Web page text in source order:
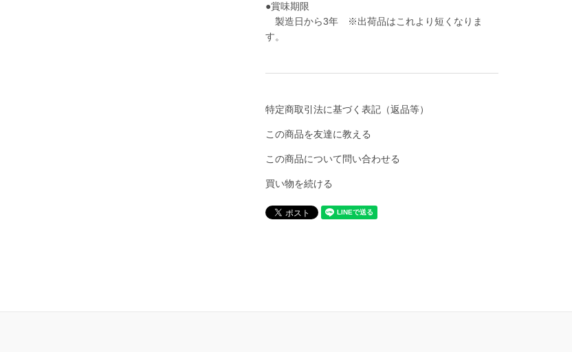
●賞味期限
製造日から3年 ※出荷品はこれより短くなりま
す。
特定商取引法に基づく表記（返品等）
この商品を友達に教える
この商品について問い合わせる
買い物を続ける